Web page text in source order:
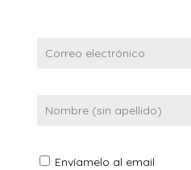
Envíamelo al email